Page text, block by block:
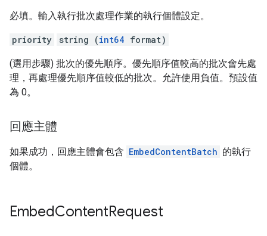
必填。輸入執行批次處理作業的執行個體設定。
priority string (int64 format)
(選用步驟) 批次的優先順序。優先順序值較高的批次會先處
理，再處理優先順序值較低的批次。允許使用負值。預設值
為 0。
回應主體
如果成功，回應主體會包含 EmbedContentBatch 的執行
個體。
EmbedContentRequest